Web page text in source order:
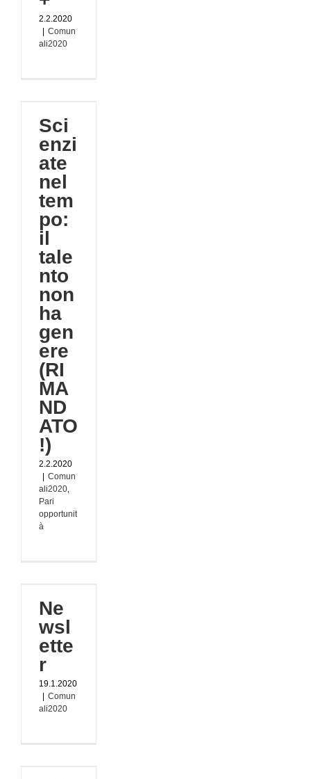
2.2.2020
Comun
ali2020
Sci
enzi
ate
nel
tem
po:
il
tale
nto
non
ha
gen
ere
(RI
MA
ND
ATO
!)
2.2.2020
Comun
ali2020,
Pari
opportunit
à
Ne
wsl
ette
r
19.1.2020
Comun
ali2020